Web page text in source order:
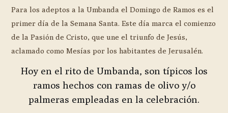
Para los adeptos a la Umbanda el Domingo de Ramos es el
primer día de la Semana Santa. Este día marca el comienzo
de la Pasión de Cristo, que une el triunfo de Jesús,
aclamado como Mesías por los habitantes de Jerusalén.
Hoy en el rito de Umbanda, son típicos los
ramos hechos con ramas de olivo y/o
palmeras empleadas en la celebración.